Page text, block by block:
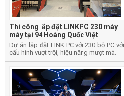
Thi công lắp đặt LINKPC 230 máy
máy tại 94 Hoàng Quốc Việt
Dự án lắp đặt LINK PC với 230 bộ PC với
cấu hình vượt trội, hiệu năng mượt mà.